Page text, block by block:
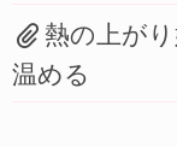
熱の上が
温める